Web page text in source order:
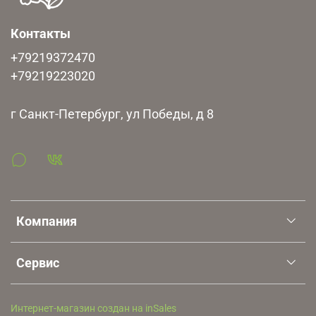
Компания
Сервис
Контакты
+79219372470
+79219223020
г Санкт-Петербург, ул Победы, д 8
Интернет-магазин создан на inSales